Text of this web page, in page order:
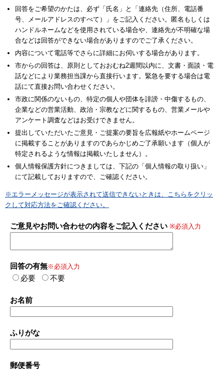
回答をご希望のかたは、必ず「氏名」と「連絡先（住所、電話番
号、メールアドレスのすべて）」をご記入ください。匿名もしくは
ハンドルネームなどを使用されている場合や、連絡先が不明確な場
合などは回答ができない場合がありますのでご了承ください。
内容について電話等でさらに詳細にお伺いする場合があります。
市からの回答は、原則としておおむね2週間以内に、文書・面談・電
話などにより業務担当課から直接行います。緊急を要する場合は電
話にて直接お問い合わせください。
市政に関係のないもの、特定の個人や団体を誹謗・中傷するもの、
企業などの営業活動、政治・宗教などに関するもの、営業メールや
アンケート調査などはお受けできません。
提出していただいたご意見・ご提案の要旨を広報紙やホームページ
に掲載することがありますのであらかじめご了承願います（個人が
特定されるような情報は掲載いたしません）。
個人情報保護方針につきましては、下記の「個人情報の取り扱い」
にて記載しておりますので、ご確認ください。
※エラーメッセージが表示されて送信できないときは、こちらをクリッ
クして対応方法をご確認ください。
ご意見やお問い合わせの内容をご記入ください ※必須入力
回答の有無※必須入力
必要 不要
お名前
ふりがな
郵便番号